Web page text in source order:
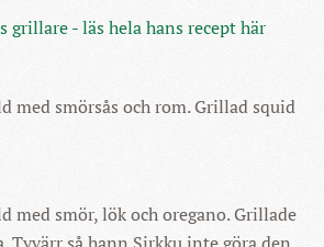
grillare - läs hela hans recept här
med smörsås och rom. Grillad squid
med smör, lök och oregano. Grillade